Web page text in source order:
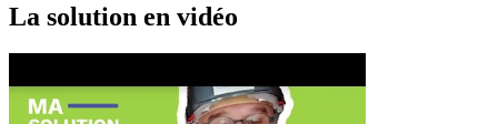
La solution en vidéo